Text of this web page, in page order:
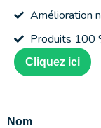
Amélioration
Produits 100
Cliquez ici
Nom